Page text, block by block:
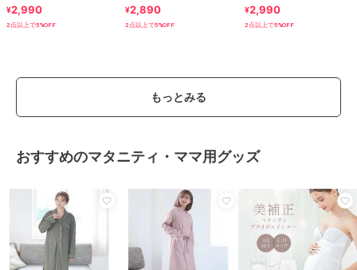
ート [M3867]
¥2,990
2点以上で5%OFF
ティパンツ [M2833]
¥2,890
2点以上で5%OFF
¥2,990
2点以上で5%OFF
もっとみる
おすすめのマタニティ・ママ用グッズ